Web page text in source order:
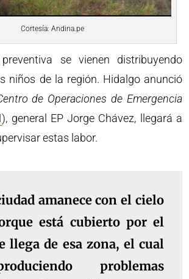
Cortesía: Andina.pe
se vienen distribuyendo
niños de la región. Hidalgo anunció
de Operaciones de Emergencia
), general EP Jorge Chávez, llegará a
estas labor.
amanece con el cielo
está cubierto por el
llega de esa zona, el cual
problemas